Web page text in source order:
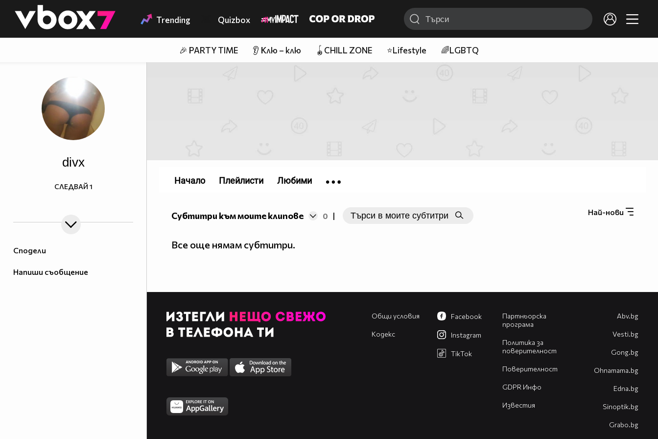
👾 Trending Quizbox
🎉 PARTY TIME 👂 Клю – клю 🪀CHILL ZONE ⭐Lifestyle 🌈LGBTQ
Сподели
Напиши съобщение
divx
СЛЕДВАЙ 1
Субтитри към моите клипове 0 | Най-нови
Все още нямам субтитри.
Начало Плейлисти Любими
Общи условия
Кодекс
Партньорска
програма
Политика за
поверителност
Поверителност
GDPR Инфо
Известия
Facebook
Instagram
TikTok
Abv.bg
Vesti.bg
Gong.bg
Оhnamama.bg
Edna.bg
Sinoptik.bg
Grabo.bg